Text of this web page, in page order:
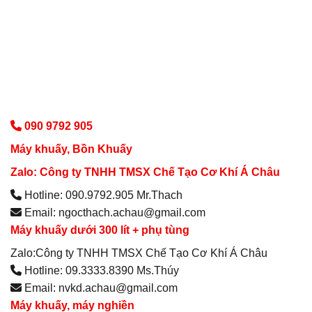
090 9792 905
Máy khuấy, Bồn Khuấy
Zalo: Công ty TNHH TMSX Chế Tạo Cơ Khí Á Châu
Hotline: 090.9792.905 Mr.Thach
Email: ngocthach.achau@gmail.com
Máy khuấy dưới 300 lít + phụ tùng
Zalo:Công ty TNHH TMSX Chế Tạo Cơ Khí Á Châu
Hotline: 09.3333.8390 Ms.Thúy
Email: nvkd.achau@gmail.com
Máy khuấy, máy nghiền